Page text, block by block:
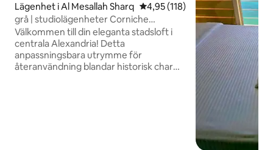
Lägenhet i Al Mesallah Sharq 4,95 av 5 i genomsnittligt
4,95 (118)
grå | studiolägenheter Corniche
Alexandria LV
Välkommen till din eleganta stadsloft i
centrala Alexandria! Detta
anpassningsbara utrymme för
återanvändning blandar historisk charm